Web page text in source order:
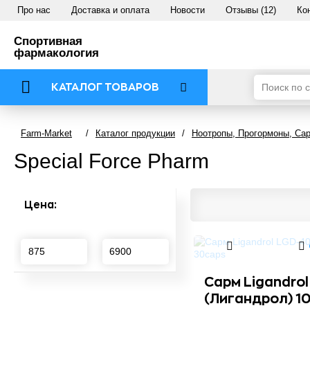
Про нас Доставка и оплата Новости Отзывы (12)
Спортивная
фармакология
КАТАЛОГ ТОВАРОВ
Farm-Market / Каталог продукции / Ноотропы, Прогормоны,
Special Force Pharm
Цена:
Сарм Ligandrol
(Лигандрол)